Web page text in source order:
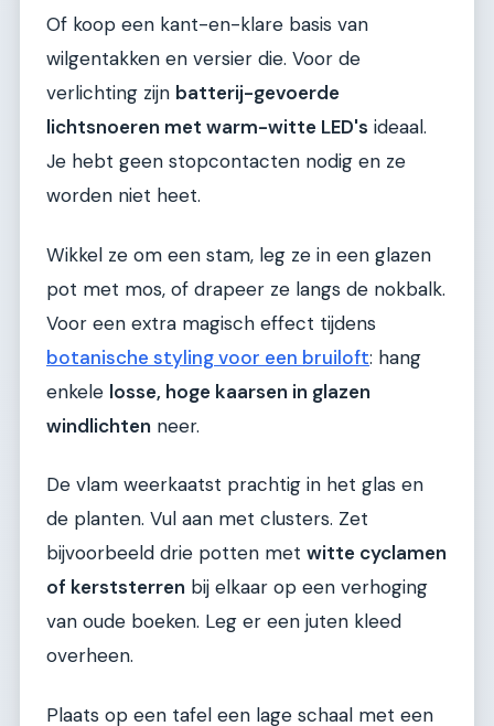
Of koop een kant-en-klare basis van
wilgentakken en versier die. Voor de
verlichting zijn batterij-gevoerde
lichtsnoeren met warm-witte LED's ideaal.
Je hebt geen stopcontacten nodig en ze
worden niet heet.
Wikkel ze om een stam, leg ze in een glazen
pot met mos, of drapeer ze langs de nokbalk.
Voor een extra magisch effect tijdens
botanische styling voor een bruiloft: hang
enkele losse, hoge kaarsen in glazen
windlichten neer.
De vlam weerkaatst prachtig in het glas en
de planten. Vul aan met clusters. Zet
bijvoorbeeld drie potten met witte cyclamen
of kerststerren bij elkaar op een verhoging
van oude boeken. Leg er een juten kleed
overheen.
Plaats op een tafel een lage schaal met een